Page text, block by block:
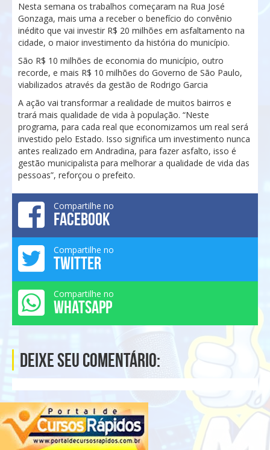
Nesta semana os trabalhos começaram na Rua José
Gonzaga, mais uma a receber o benefício do convênio
inédito que vai investir R$ 20 milhões em asfaltamento na
cidade, o maior investimento da história do município.
São R$ 10 milhões de economia do município, outro
recorde, e mais R$ 10 milhões do Governo de São Paulo,
viabilizados através da gestão de Rodrigo Garcia
A ação vai transformar a realidade de muitos bairros e
trará mais qualidade de vida à população. “Neste
programa, para cada real que economizamos um real será
investido pelo Estado. Isso significa um investimento nunca
antes realizado em Andradina, para fazer asfalto, isso é
gestão municipalista para melhorar a qualidade de vida das
pessoas”, reforçou o prefeito.
Compartilhe no
FACEBOOK
Compartilhe no
TWITTER
Compartilhe no
WHATSAPP
Deixe seu comentário: